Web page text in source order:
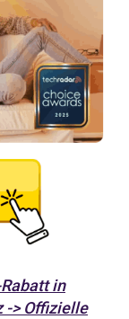
in
-> Offizielle